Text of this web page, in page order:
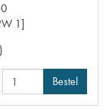
1]
Bestel